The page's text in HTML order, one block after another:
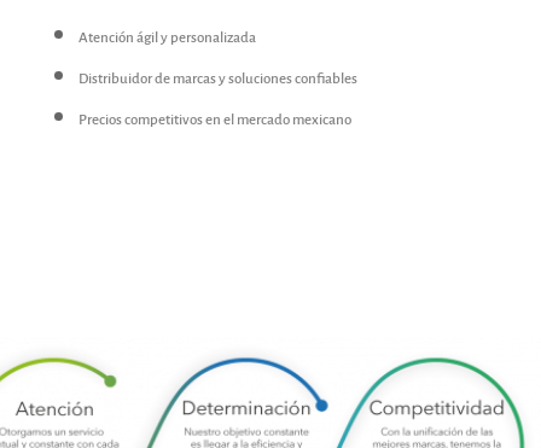
Atención ágil y personalizada
Distribuidor de marcas y soluciones confiables
Precios competitivos en el mercado mexicano